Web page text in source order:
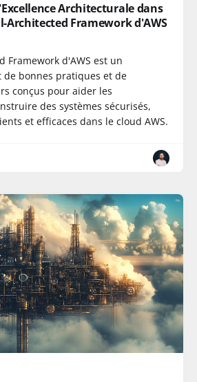
Architecturale dans
Architected Framework d'AWS
Framework d'AWS est un
de bonnes pratiques et de
conçus pour aider les
des systèmes sécurisés,
et efficaces dans le cloud AWS.